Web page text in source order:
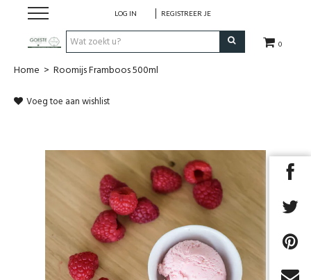
0
LOG IN REGISTREER JE
HOME
Huisgemaakt ijs
Cadeaubon
Home > Roomijs Framboos 500ml
Voeg toe aan wishlist